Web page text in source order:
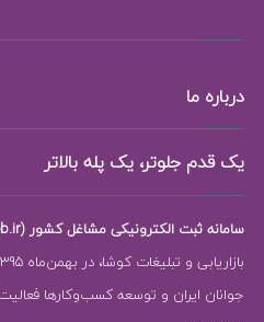
درباره ما
یک قدم جلوتر، یک پله بالاتر
سامانه ثبت الکترونیکی مشاغل کشور (118ejob.ir)
جوانان ایران و توسعه کسب‌وکارها فعالیت